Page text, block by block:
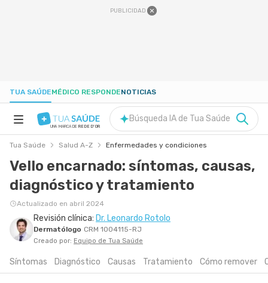
PUBLICIDAD
TUA SAÚDEMÉDICO RESPONDENOTICIAS
NUTRICIÓN
EMBARAZO
UNA MARCA DE REDE D'OR
Búsqueda IA de Tua Saúde
Tua Saúde Salud A-Z Enfermedades y condiciones
Vello encarnado: síntomas, causas,
diagnóstico y tratamiento
Actualizado en abril 2024
Revisión clínica: Dr. Leonardo Rotolo
Dermatólogo CRM 1004115-RJ
Creado por: Equipo de Tua Saúde
Síntomas Diagnóstico Causas Tratamiento Cómo remover